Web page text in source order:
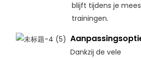
blijft tijdens je
trainingen.
Dankzij de vele